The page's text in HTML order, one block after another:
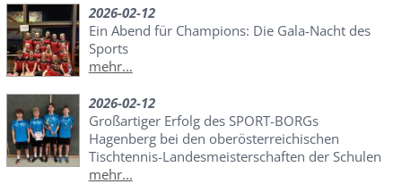
2026-02-12
Ein Abend für Champions: Die Gala-Nacht des
Sports
mehr...
2026-02-12
Großartiger Erfolg des SPORT-BORGs
Hagenberg bei den oberösterreichischen
Tischtennis-Landesmeisterschaften der Schulen
mehr...